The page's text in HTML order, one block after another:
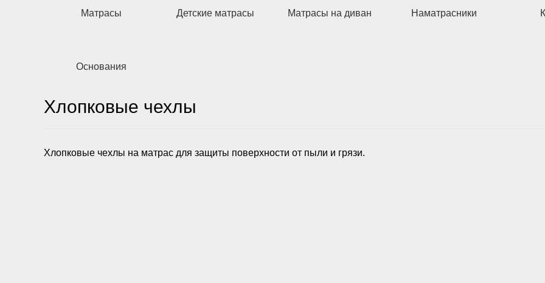
Матрасы Детские матрасы Матрасы на диван Наматрасники
Основания
Хлопковые чехлы
Хлопковые чехлы на матрас для защиты поверхности от пыли и грязи.